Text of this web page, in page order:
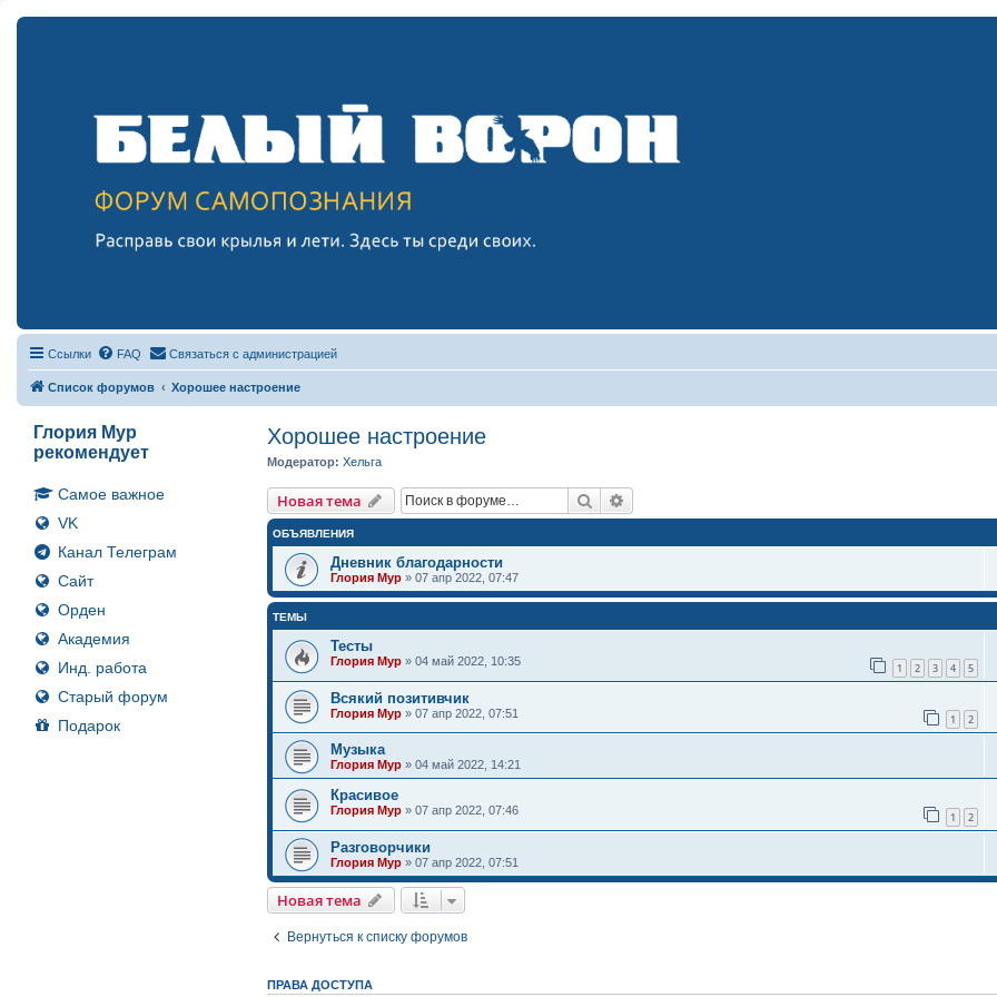
Ссылки FAQ Связаться с администрацией
Список форумов Хорошее настроение
Глория Мур
рекомендует
Самое важное
VK
Канал Телеграм
Сайт
Орден
Академия
Инд. работа
Старый форум
Подарок
Хорошее настроение
Модератор: Хельга
Новая тема Поиск
ОБЪЯВЛЕНИЯ
Дневник благодарности
Глория Мур »07 апр 2022, 07:47
ТЕМЫ
Тесты
Глория Мур »04 май 2022, 10:35 1 2 3 4 5
Всякий позитивчик
Глория Мур »07 апр 2022, 07:51 1 2
Музыка
Глория Мур »04 май 2022, 14:21
Красивое
Глория Мур »07 апр 2022, 07:46 1 2
Разговорчики
Глория Мур »07 апр 2022, 07:51
Новая тема
Вернуться к списку форумов
ПРАВА ДОСТУПА